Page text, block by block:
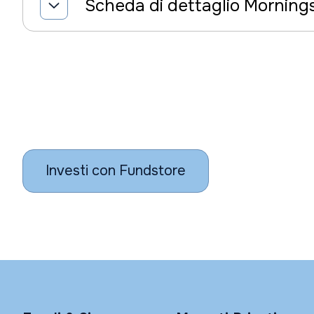
Scheda di dettaglio
Investi con Fundstore